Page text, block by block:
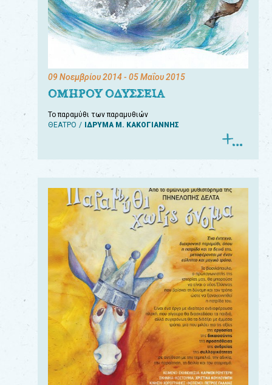
09 Νοεμβρίου 2014- 05 Μαΐου 2015
ΟΜΗΡΟΥ ΟΔΥΣΣΕΙΑ
Το παραμύθι των παραμυθιών
ΘΕΑΤΡΟ
ΙΔΡΥΜΑ Μ. ΚΑΚΟΓΙΑΝΝΗΣ